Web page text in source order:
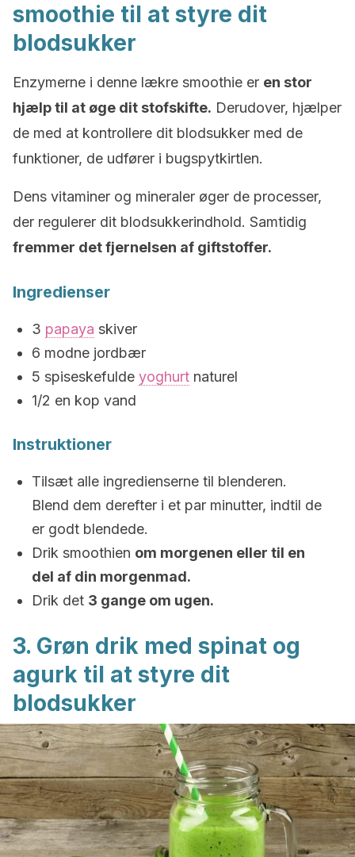
smoothie til at styre dit
blodsukker
Enzymerne i denne lækre smoothie er en stor
hjælp til at øge dit stofskifte. Derudover, hjælper
de med at kontrollere dit blodsukker med de
funktioner, de udfører i bugspytkirtlen.
Dens vitaminer og mineraler øger de processer,
der regulerer dit blodsukkerindhold. Samtidig
fremmer det fjernelsen af giftstoffer.
Ingredienser
3 papaya skiver
6 modne jordbær
5 spiseskefulde yoghurt naturel
1/2 en kop vand
Instruktioner
Tilsæt alle ingredienserne til blenderen.
Blend dem derefter i et par minutter, indtil de
er godt blendede.
Drik smoothien om morgenen eller til en
del af din morgenmad.
Drik det 3 gange om ugen.
3. Grøn drik med spinat og
agurk til at styre dit
blodsukker